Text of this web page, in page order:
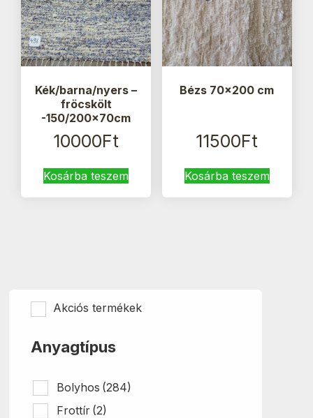
Kék/barna/nyers –
fröcskölt
-150/200x70cm
10000Ft
Kosárba teszem
Bézs 70×200 cm
11500Ft
Kosárba teszem
Akciós termékek
Anyagtípus
Bolyhos (284)
Frottír (2)